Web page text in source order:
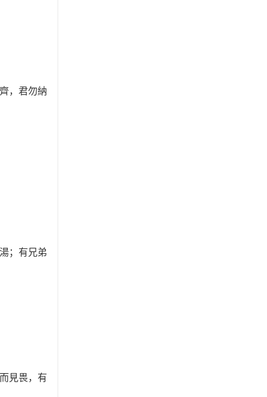
，君勿納
；有兄弟
見畏，有